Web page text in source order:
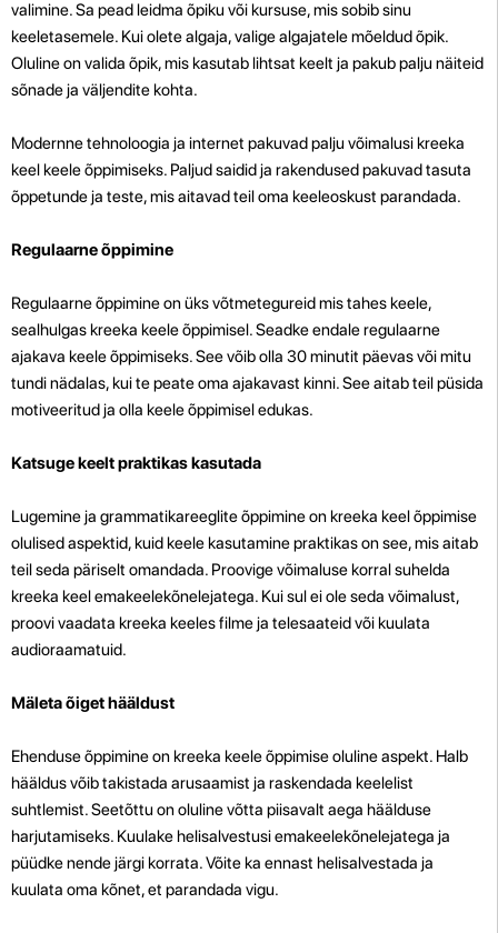
valimine. Sa pead leidma õpiku või kursuse, mis sobib sinu
keeletasemele. Kui olete algaja, valige algajatele mõeldud õpik.
Oluline on valida õpik, mis kasutab lihtsat keelt ja pakub palju näiteid
sõnade ja väljendite kohta.
Modernne tehnoloogia ja internet pakuvad palju võimalusi kreeka
keel keele õppimiseks. Paljud saidid ja rakendused pakuvad tasuta
õppetunde ja teste, mis aitavad teil oma keeleoskust parandada.
Regulaarne õppimine
Regulaarne õppimine on üks võtmetegureid mis tahes keele,
sealhulgas kreeka keele õppimisel. Seadke endale regulaarne
ajakava keele õppimiseks. See võib olla 30 minutit päevas või mitu
tundi nädalas, kui te peate oma ajakavast kinni. See aitab teil püsida
motiveeritud ja olla keele õppimisel edukas.
Katsuge keelt praktikas kasutada
Lugemine ja grammatikareeglite õppimine on kreeka keel õppimise
olulised aspektid, kuid keele kasutamine praktikas on see, mis aitab
teil seda päriselt omandada. Proovige võimaluse korral suhelda
kreeka keel emakeelekõnelejatega. Kui sul ei ole seda võimalust,
proovi vaadata kreeka keeles filme ja telesaateid või kuulata
audioraamatuid.
Mäleta õiget hääldust
Ehenduse õppimine on kreeka keele õppimise oluline aspekt. Halb
hääldus võib takistada arusaamist ja raskendada keelelist
suhtlemist. Seetõttu on oluline võtta piisavalt aega häälduse
harjutamiseks. Kuulake helisalvestusi emakeelekõnelejatega ja
püüdke nende järgi korrata. Võite ka ennast helisalvestada ja
kuulata oma kõnet, et parandada vigu.